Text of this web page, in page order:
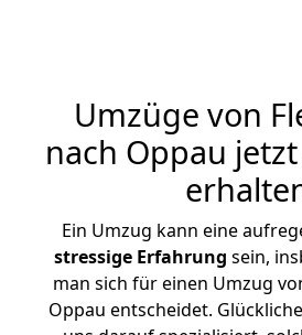
Umzüge von
nach Oppau
Ein Umzug kann eine
stressige Erfahrung sein,
man sich für einen Umzug
Oppau entscheidet.